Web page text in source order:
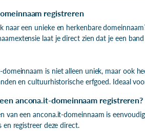
registreren
naar een unieke en herkenbare
laat je direct zien dat je een
domeinnaam is niet alleen uniek, maar ook
en cultuurhistorische erfgoed. Ideaal
ancona.it-domeinnaam registreren?
van een ancona.it-domeinnaam is
en registreer deze direct.